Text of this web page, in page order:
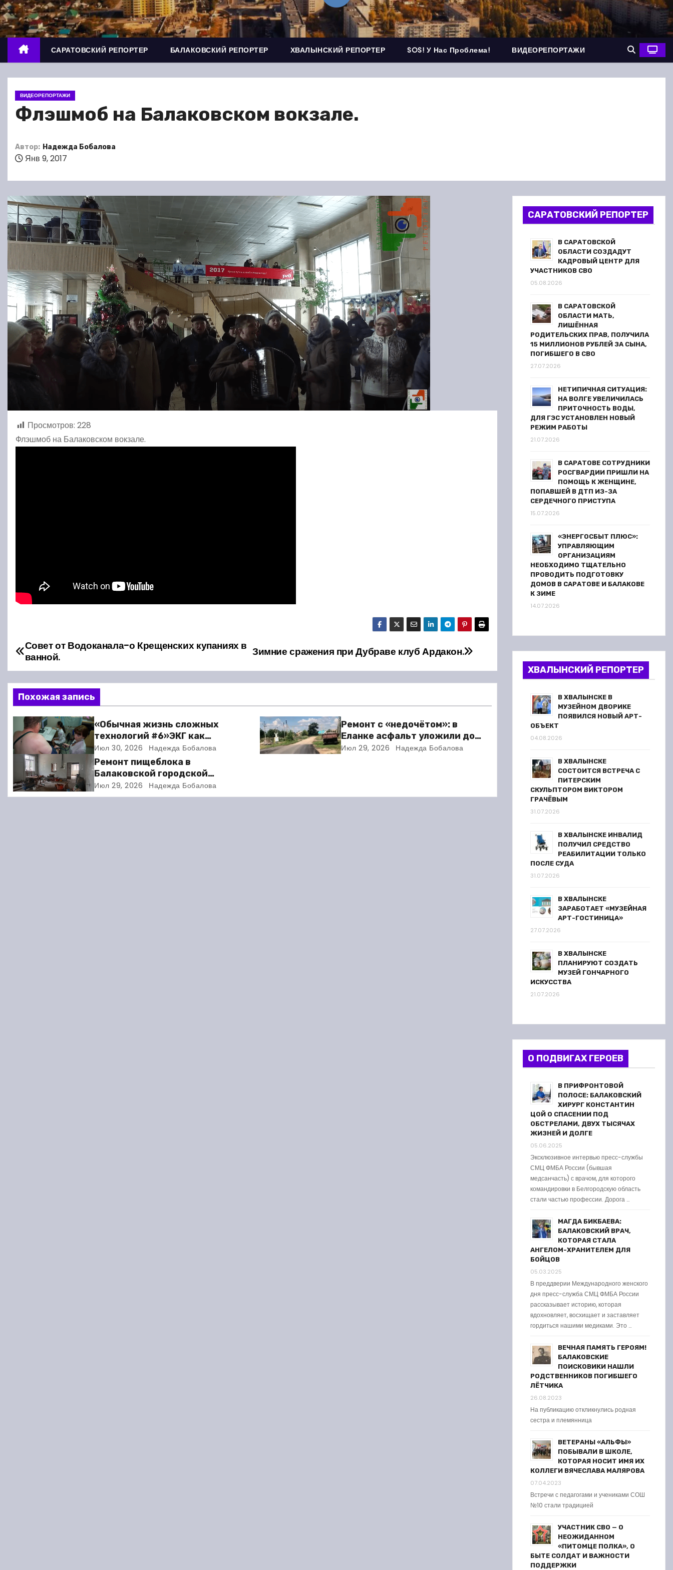
о
м
у
САРАТОВСКИЙ РЕПОРТЕР БАЛАКОВСКИЙ РЕПОРТЕР ХВАЛЫНСКИЙ РЕПОРТЕР SOS! У Нас Проблема! ВИДЕОРЕПОРТАЖИ
ВИДЕОРЕПОРТАЖИ
Флэшмоб на Балаковском вокзале.
Автор: Надежда Бобалова
Янв 9, 2017
Просмотров: 228
Флэшмоб на Балаковском вокзале.
Н
а
в
и
г
а
ц
и
Зимние сражения при Дубраве клуб Ардакон.
Совет от Водоканала-о Крещенских купаниях в
ванной.
Похожая запись
«Обычная жизнь сложных
технологий #6»ЭКГ как
искусство: когда ритм жизни
требует расшифровки
Июл 30, 2026 Надежда Бобалова
Ремонт с «недочётом»: в
Еланке асфальт уложили до
школы, но не дошли 30 метров
Июл 29, 2026 Надежда Бобалова
Ремонт пищеблока в
Балаковской городской
клинической больнице
выходит на финишную прямую
Июл 29, 2026 Надежда Бобалова
САРАТОВСКИЙ РЕПОРТЕР
В САРАТОВСКОЙ
ОБЛАСТИ СОЗДАДУТ
КАДРОВЫЙ ЦЕНТР ДЛЯ
УЧАСТНИКОВ СВО
05.08.2026
В САРАТОВСКОЙ
ОБЛАСТИ МАТЬ,
ЛИШЁННАЯ
РОДИТЕЛЬСКИХ ПРАВ, ПОЛУЧИЛА
15 МИЛЛИОНОВ РУБЛЕЙ ЗА СЫНА,
ПОГИБШЕГО В СВО
27.07.2026
НЕТИПИЧНАЯ СИТУАЦИЯ:
НА ВОЛГЕ УВЕЛИЧИЛАСЬ
ПРИТОЧНОСТЬ ВОДЫ,
ДЛЯ ГЭС УСТАНОВЛЕН НОВЫЙ
РЕЖИМ РАБОТЫ
21.07.2026
В САРАТОВЕ СОТРУДНИКИ
РОСГВАРДИИ ПРИШЛИ НА
ПОМОЩЬ К ЖЕНЩИНЕ,
ПОПАВШЕЙ В ДТП ИЗ-ЗА
СЕРДЕЧНОГО ПРИСТУПА
15.07.2026
«ЭНЕРГОСБЫТ ПЛЮС»:
УПРАВЛЯЮЩИМ
ОРГАНИЗАЦИЯМ
НЕОБХОДИМО ТЩАТЕЛЬНО
ПРОВОДИТЬ ПОДГОТОВКУ
ДОМОВ В САРАТОВЕ И БАЛАКОВЕ
К ЗИМЕ
14.07.2026
ХВАЛЫНСКИЙ РЕПОРТЕР
В ХВАЛЫНСКЕ В
МУЗЕЙНОМ ДВОРИКЕ
ПОЯВИЛСЯ НОВЫЙ АРТ-
ОБЪЕКТ
04.08.2026
В ХВАЛЫНСКЕ
СОСТОИТСЯ ВСТРЕЧА С
ПИТЕРСКИМ
СКУЛЬПТОРОМ ВИКТОРОМ
ГРАЧЁВЫМ
31.07.2026
В ХВАЛЫНСКЕ ИНВАЛИД
ПОЛУЧИЛ СРЕДСТВО
РЕАБИЛИТАЦИИ ТОЛЬКО
ПОСЛЕ СУДА
31.07.2026
В ХВАЛЫНСКЕ
ЗАРАБОТАЕТ «МУЗЕЙНАЯ
АРТ-ГОСТИНИЦА»
27.07.2026
В ХВАЛЫНСКЕ
ПЛАНИРУЮТ СОЗДАТЬ
МУЗЕЙ ГОНЧАРНОГО
ИСКУССТВА
21.07.2026
О ПОДВИГАХ ГЕРОЕВ
В ПРИФРОНТОВОЙ
ПОЛОСЕ: БАЛАКОВСКИЙ
ХИРУРГ КОНСТАНТИН
ЦОЙ О СПАСЕНИИ ПОД
ОБСТРЕЛАМИ, ДВУХ ТЫСЯЧАХ
ЖИЗНЕЙ И ДОЛГЕ
05.06.2025
Эксклюзивное интервью пресс-службы
СМЦ ФМБА России (бывшая
медсанчасть) с врачом, для которого
командировки в Белгородскую область
стали частью профессии. Дорога …
МАГДА БИКБАЕВА:
БАЛАКОВСКИЙ ВРАЧ,
КОТОРАЯ СТАЛА
АНГЕЛОМ-ХРАНИТЕЛЕМ ДЛЯ
БОЙЦОВ
05.03.2025
В преддверии Международного женского
дня пресс-служба СМЦ ФМБА России
рассказывает историю, которая
вдохновляет, восхищает и заставляет
гордиться нашими медиками. Это …
ВЕЧНАЯ ПАМЯТЬ ГЕРОЯМ!
БАЛАКОВСКИЕ
ПОИСКОВИКИ НАШЛИ
РОДСТВЕННИКОВ ПОГИБШЕГО
ЛЁТЧИКА
26.08.2023
На публикацию откликнулись родная
сестра и племянница
ВЕТЕРАНЫ «АЛЬФЫ»
ПОБЫВАЛИ В ШКОЛЕ,
КОТОРАЯ НОСИТ ИМЯ ИХ
КОЛЛЕГИ ВЯЧЕСЛАВА МАЛЯРОВА
07.04.2023
Встречи с педагогами и учениками СОШ
№10 стали традицией
УЧАСТНИК СВО — О
НЕОЖИДАННОМ
«ПИТОМЦЕ ПОЛКА», О
БЫТЕ СОЛДАТ И ВАЖНОСТИ
ПОДДЕРЖКИ